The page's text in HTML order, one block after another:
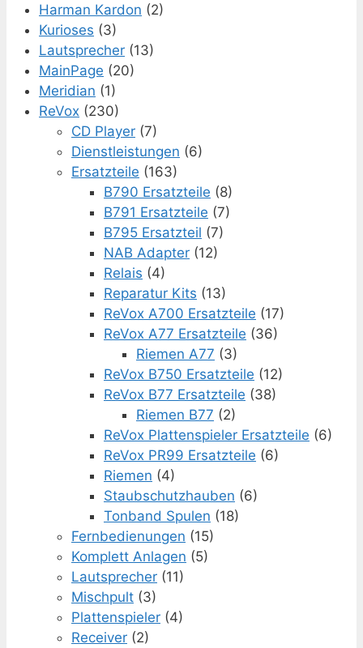
Harman Kardon (2)
Kurioses (3)
Lautsprecher (13)
MainPage (20)
Meridian (1)
ReVox (230)
CD Player (7)
Dienstleistungen (6)
Ersatzteile (163)
B790 Ersatzteile (8)
B791 Ersatzteile (7)
B795 Ersatzteil (7)
NAB Adapter (12)
Relais (4)
Reparatur Kits (13)
ReVox A700 Ersatzteile (17)
ReVox A77 Ersatzteile (36)
Riemen A77 (3)
ReVox B750 Ersatzteile (12)
ReVox B77 Ersatzteile (38)
Riemen B77 (2)
ReVox Plattenspieler Ersatzteile (6)
ReVox PR99 Ersatzteile (6)
Riemen (4)
Staubschutzhauben (6)
Tonband Spulen (18)
Fernbedienungen (15)
Komplett Anlagen (5)
Lautsprecher (11)
Mischpult (3)
Plattenspieler (4)
Receiver (2)